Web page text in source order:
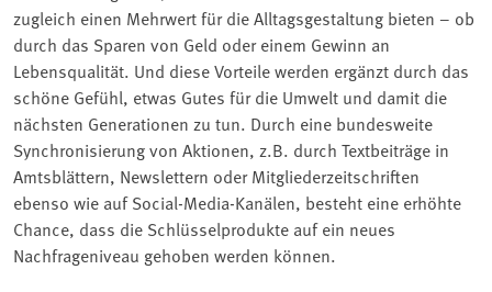
zugleich einen Mehrwert für die Alltagsgestaltung bieten – ob
durch das Sparen von Geld oder einem Gewinn an
Lebensqualität. Und diese Vorteile werden ergänzt durch das
schöne Gefühl, etwas Gutes für die Umwelt und damit die
nächsten Generationen zu tun. Durch eine bundesweite
Synchronisierung von Aktionen, z.B. durch Textbeiträge in
Amtsblättern, Newslettern oder Mitgliederzeitschriften
ebenso wie auf Social-Media-Kanälen, besteht eine erhöhte
Chance, dass die Schlüsselprodukte auf ein neues
Nachfrageniveau gehoben werden können.